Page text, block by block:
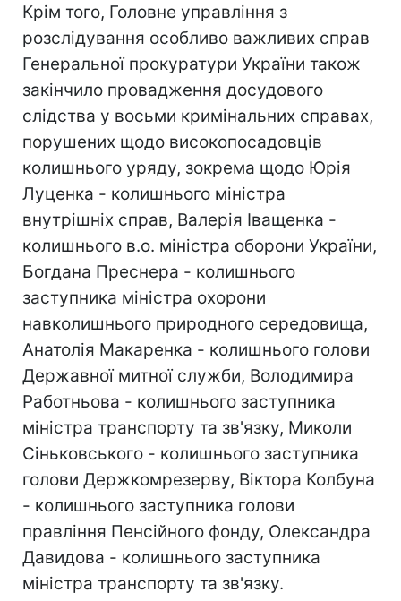
Крім того, Головне управління з
розслідування особливо важливих справ
Генеральної прокуратури України також
закінчило провадження досудового
слідства у восьми кримінальних справах,
порушених щодо високопосадовців
колишнього уряду, зокрема щодо Юрія
Луценка - колишнього міністра
внутрішніх справ, Валерія Іващенка -
колишнього в.о. міністра оборони України,
Богдана Преснера - колишнього
заступника міністра охорони
навколишнього природного середовища,
Анатолія Макаренка - колишнього голови
Державної митної служби, Володимира
Работньова - колишнього заступника
міністра транспорту та зв'язку, Миколи
Сіньковського - колишнього заступника
голови Держкомрезерву, Віктора Колбуна
- колишнього заступника голови
правління Пенсійного фонду, Олександра
Давидова - колишнього заступника
міністра транспорту та зв'язку.